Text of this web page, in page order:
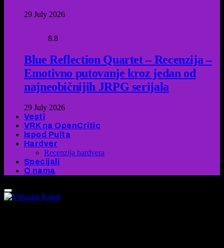
29 July 2026
8.8
Blue Reflection Quartet – Recenzija –
Emotivno putovanje kroz jedan od
najneobičnijih JRPG serijala
29 July 2026
Vesti
VRK na OpenCritic
Ispod Pulta
Hardver
Recenzija hardvera
Specijali
O nama